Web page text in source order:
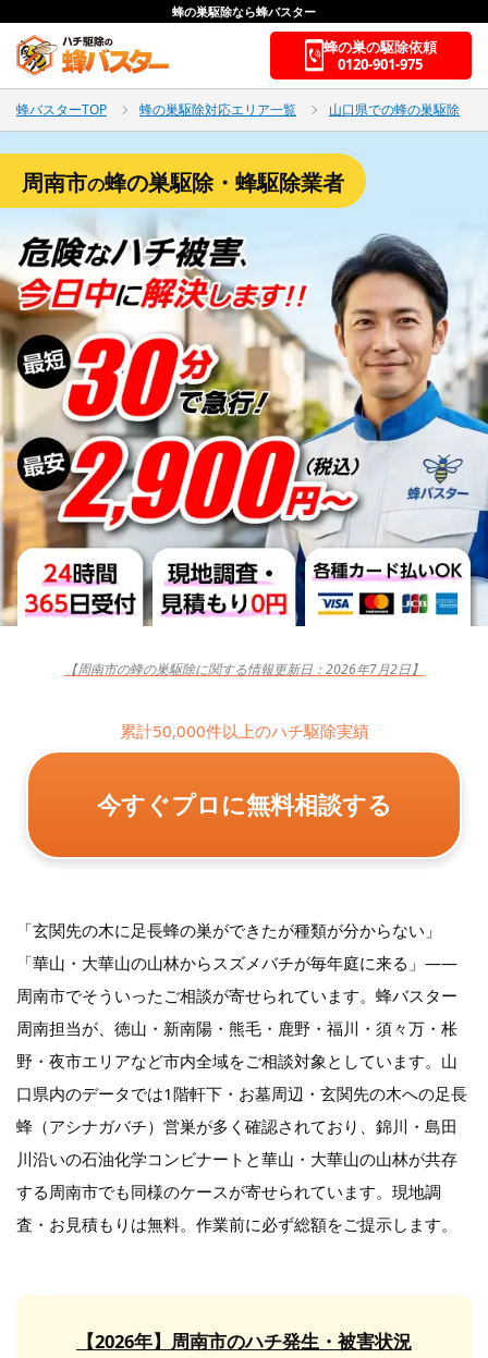
蜂の巣駆除なら蜂バスター
蜂の巣の駆除依頼
0120-901-975
蜂バスターTOP 蜂の巣駆除対応エリア一覧 山口県での蜂の巣駆除
周南市の蜂の巣駆除・蜂駆除業者
【周南市の蜂の巣駆除に関する情報更新日：2026年7月2日】
累計50,000件以上のハチ駆除実績
今すぐプロに無料相談する
「玄関先の木に足長蜂の巣ができたが種類が分からない」
「華山・大華山の山林からスズメバチが毎年庭に来る」——
周南市でそういったご相談が寄せられています。蜂バスター
周南担当が、徳山・新南陽・熊毛・鹿野・福川・須々万・枨
野・夜市エリアなど市内全域をご相談対象としています。山
口県内のデータでは1階軒下・お墓周辺・玄関先の木への足長
蜂（アシナガバチ）営巣が多く確認されており、錦川・島田
川沿いの石油化学コンビナートと華山・大華山の山林が共存
する周南市でも同様のケースが寄せられています。現地調
査・お見積もりは無料。作業前に必ず総額をご提示します。
【2026年】周南市のハチ発生・被害状況